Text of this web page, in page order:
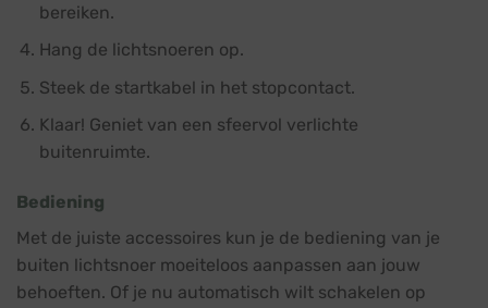
bereiken.
Hang de lichtsnoeren op.
Steek de startkabel in het stopcontact.
Klaar! Geniet van een sfeervol verlichte
buitenruimte.
Bediening
Met de juiste accessoires kun je de bediening van je
buiten lichtsnoer moeiteloos aanpassen aan jouw
behoeften. Of je nu automatisch wilt schakelen op